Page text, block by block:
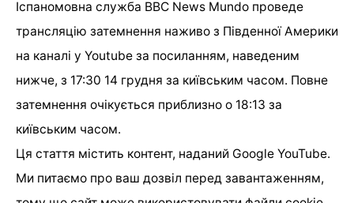
Іспаномовна служба BBC News Mundo проведе
трансляцію затемнення наживо з Південної Америки
на каналі у Youtube за посиланням, наведеним
нижче, з 17:30 14 грудня за київським часом. Повне
затемнення очікується приблизно о 18:13 за
київським часом.
Ця стаття містить контент, наданий Google YouTube.
Ми питаємо про ваш дозвіл перед завантаженням,